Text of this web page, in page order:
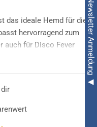
das ideale Hemd für die
hervorragend zum
auch für Disco Fever
eignet es sich
Herren hin, wenn
Highlights sind die